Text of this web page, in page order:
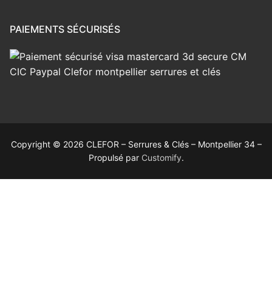
PAIEMENTS SÉCURISÉS
Copyright © 2026 CLEFOR – Serrures & Clés – Montpellier 34 –
Propulsé par Customify.